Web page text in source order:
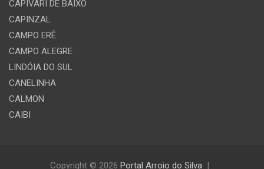
CAPIVARI DE BAIXO
CAPINZAL
CAMPO ERÊ
CAMPO ALEGRE
LINDÓIA DO SUL
CANELINHA
CALMON
CAIBI
Copyright © 2026 Portal Arroio do Silva